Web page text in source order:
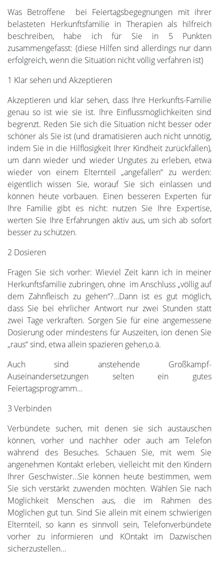
Was Betroffene bei Feiertagsbegegnungen mit ihrer
belasteten Herkunftsfamilie in Therapien als hilfreich
beschreiben, habe ich für Sie in 5 Punkten
zusammengefasst: (diese Hilfen sind allerdings nur dann
erfolgreich, wenn die Situation nicht völlig verfahren ist)
1 Klar sehen und Akzeptieren
Akzeptieren und klar sehen, dass Ihre Herkunfts-Familie
genau so ist wie sie ist. Ihre Einflussmöglichkeiten sind
begrenzt. Reden Sie sich die Situation nicht besser oder
schöner als Sie ist (und dramatisieren auch nicht unnötig,
indem Sie in die Hilflosigkeit Ihrer Kindheit zurückfallen),
um dann wieder und wieder Ungutes zu erleben, etwa
wieder von einem Elternteil „angefallen“ zu werden:
eigentlich wissen Sie, worauf Sie sich einlassen und
können heute vorbauen. Einen besseren Experten für
Ihre Familie gibt es nicht: nutzen Sie Ihre Expertise,
werten Sie Ihre Erfahrungen aktiv aus, um sich ab sofort
besser zu schützen.
2 Dosieren
Fragen Sie sich vorher: Wieviel Zeit kann ich in meiner
Herkunftsfamilie zubringen, ohne im Anschluss „völlig auf
dem Zahnfleisch zu gehen“?…Dann ist es gut möglich,
dass Sie bei ehrlicher Antwort nur zwei Stunden statt
zwei Tage verkraften. Sorgen Sie für eine angemessene
Dosierung oder mindestens für Auszeiten, ion denen Sie
„raus“ sind, etwa allein spazieren gehen,o.ä.
Auch sind anstehende Großkampf-
Auseinandersetzungen selten ein gutes
Feiertagsprogramm…
3 Verbinden
Verbündete suchen, mit denen sie sich austauschen
können, vorher und nachher oder auch am Telefon
während des Besuches. Schauen Sie, mit wem Sie
angenehmen Kontakt erleben, vielleicht mit den Kindern
Ihrer Geschwister…Sie können heute bestimmen, wem
Sie sich verstärkt zuwenden möchten. Wählen Sie nach
Möglichkeit Menschen aus, die im Rahmen des
Möglichen gut tun. Sind Sie allein mit einem schwierigen
Elternteil, so kann es sinnvoll sein, Telefonverbündete
vorher zu informieren und KOntakt im Dazwischen
sicherzustellen…